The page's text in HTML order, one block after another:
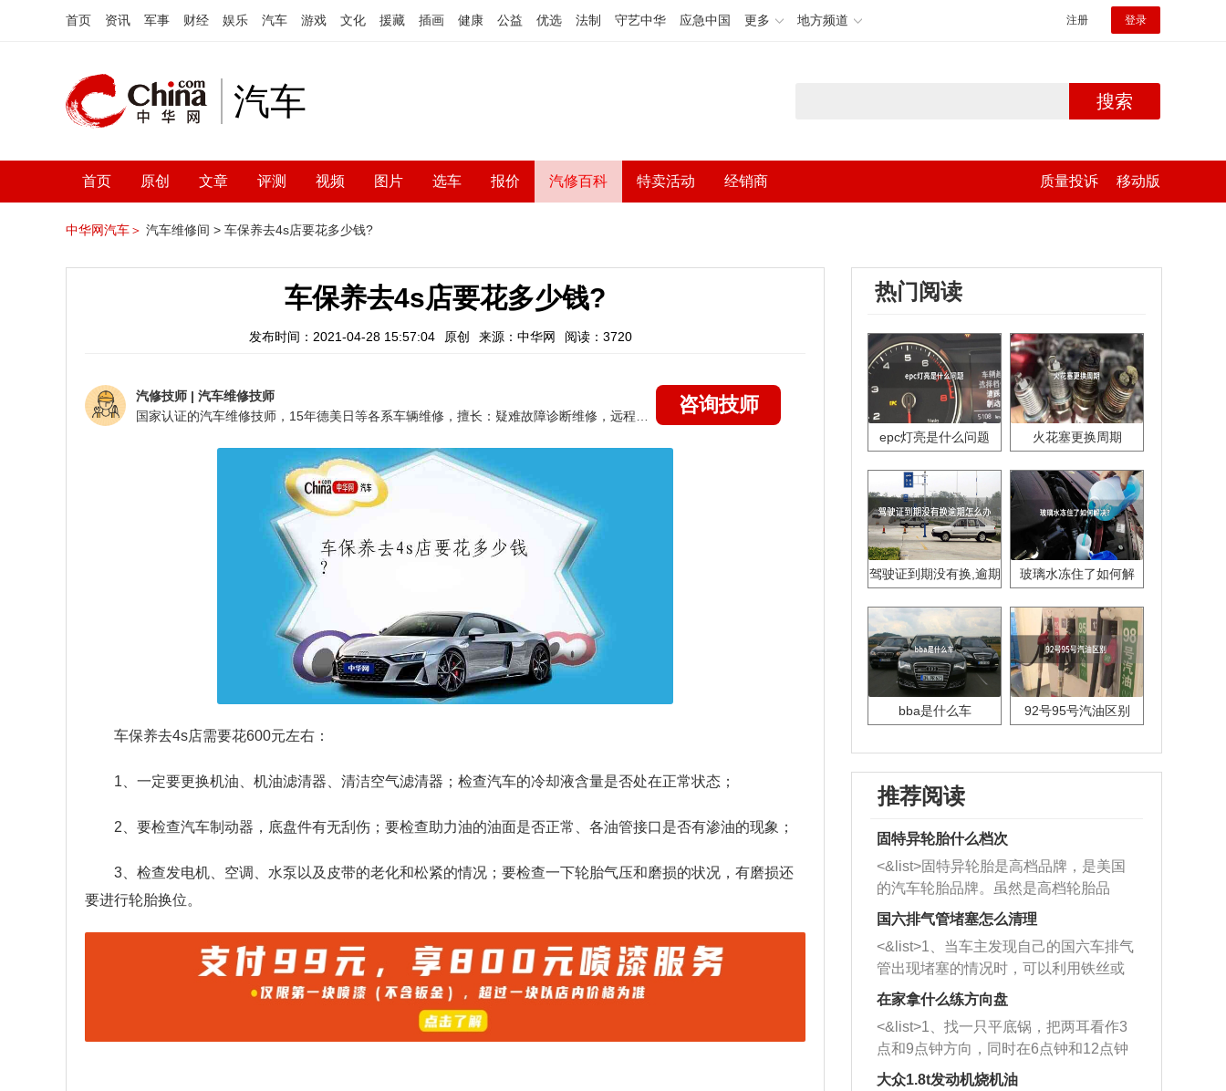
首页 资讯 军事 财经 娱乐 汽车 游戏 文化 援藏 插画 健康 公益 优选 法制 守艺中华 应急中国 更多 地方频道 注册 登录
汽车 搜索
首页 原创 文章 评测 视频 图片 选车 报价 汽修百科 特卖活动 经销商 质量投诉 移动版
中华网汽车＞ 汽车维修间 > 车保养去4s店要花多少钱?
车保养去4s店要花多少钱?
发布时间：2021-04-28 15:57:04 原创 来源：中华网 阅读：3720
汽修技师 | 汽车维修技师
咨询技师
车保养去4s店需要花600元左右：
1、一定要更换机油、机油滤清器、清洁空气滤清器；检查汽车的冷却液含量是否处在正常状态；
2、要检查汽车制动器，底盘件有无刮伤；要检查助力油的油面是否正常、各油管接口是否有渗油的现象；
3、检查发电机、空调、水泵以及皮带的老化和松紧的情况；要检查一下轮胎气压和磨损的状况，有磨损还
要进行轮胎换位。
热门阅读
epc灯亮是什么问题 火花塞更换周期
驾驶证到期没有换,逾期
玻璃水冻住了如何解
bba是什么车 92号95号汽油区别
推荐阅读
固特异轮胎什么档次
<&list>固特异轮胎是高档品牌，是美国
的汽车轮胎品牌。虽然是高档轮胎品
牌，但是中高低端的轮胎都有生产，这
也是为了更好的开拓市场。
国六排气管堵塞怎么清理
<&list>1、当车主发现自己的国六车排气
管出现堵塞的情况时，可以利用铁丝或
者是细棍，直接将杂物给取出来，如果
堵塞情况比较严重，也可以采取应急措
施。 <&list>2、直接利用木棍将所有的
杂物推到排气管里面的位置处，然后将
三元催化器拆解开，就可以将堵塞的东
在家拿什么练方向盘
<&list>1、找一只平底锅，把两耳看作3
点和9点钟方向，同时在6点钟和12点钟
方向做一个标记。 <&list>2、双手握住
大众1.8t发动机烧机油